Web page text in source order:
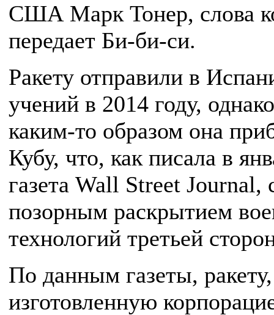
США Марк Тонер, слова
передает Би-би-си.
Ракету отправили в
учений в 2014 году,
каким-то образом она
Кубу, что, как писала в
газета Wall Street Journal,
позорным раскрытием
технологий третьей
По данным газеты, ракету,
изготовленную